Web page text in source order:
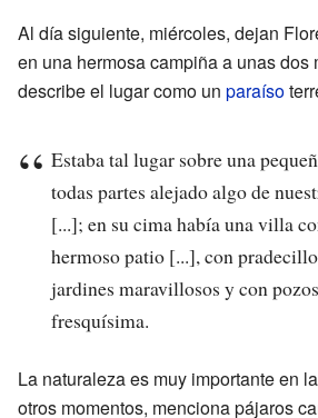
Al día siguiente, miércoles, dejan
en una hermosa campiña a unas dos
describe el lugar como un paraíso
Estaba tal lugar sobre una
todas partes alejado algo de
[...]; en su cima había una villa
hermoso patio [...], con
jardines maravillosos y con
fresquísima.
La naturaleza es muy importante en
otros momentos, menciona pájaros